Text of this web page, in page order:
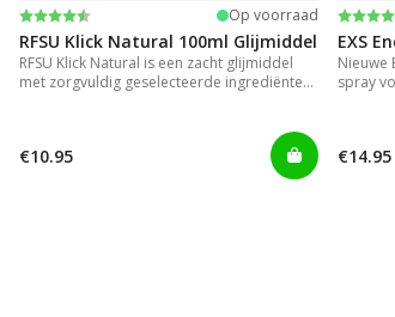
Beoordeling:
4.4 uit 5 sterren Op voorraad
RFSU Klick Natural 100ml Glijmiddel
RFSU Klick Natural is een zacht glijmiddel
met zorgvuldig geselecteerde ingrediënten.
€10.95
4.2 uit
EXS
Nieuwe
spray
€14.95